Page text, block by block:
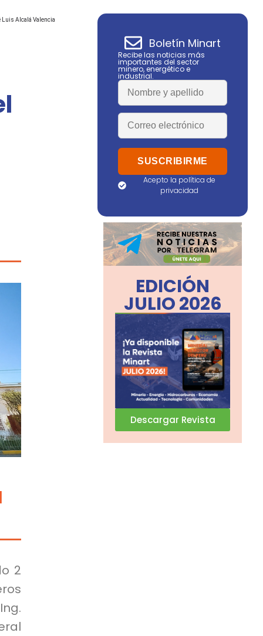
Luis Alcalá Valencia
2
Boletín Minart
Recibe las noticias más
importantes del sector
minero, energético e
industrial.
Acepto la política de
privacidad
EDICIÓN
JULIO 2026
Descargar Revista